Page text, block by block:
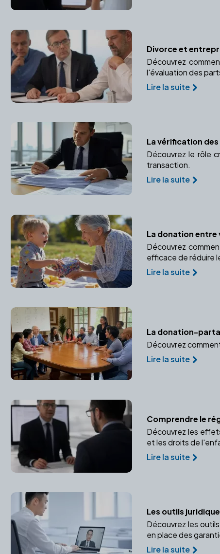
Divorce et
Découvrez
l'évaluation des
Lire la suite
La vérification
Découvrez le rôle
transaction.
Lire la suite
La donation
Découvrez
efficace de réduire
Lire la suite
La donation-
Découvrez
Lire la suite
Comprendre le
Découvrez les
et les droits de
Lire la suite
Les outils
Découvrez les
en place des
Lire la suite